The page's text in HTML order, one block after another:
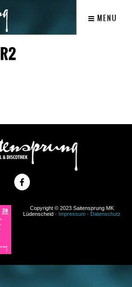
MENU
Copyright © 2023 Saitensprung MK
Lüdenscheid · Impressum · Datenschutz